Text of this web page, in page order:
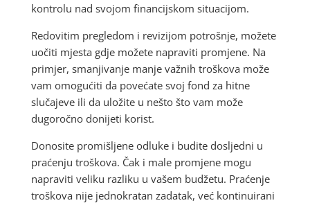
kontrolu nad svojom financijskom situacijom.
Redovitim pregledom i revizijom potrošnje, možete
uočiti mjesta gdje možete napraviti promjene. Na
primjer, smanjivanje manje važnih troškova može
vam omogućiti da povećate svoj fond za hitne
slučajeve ili da uložite u nešto što vam može
dugoročno donijeti korist.
Donosite promišljene odluke i budite dosljedni u
praćenju troškova. Čak i male promjene mogu
napraviti veliku razliku u vašem budžetu. Praćenje
troškova nije jednokratan zadatak, već kontinuirani